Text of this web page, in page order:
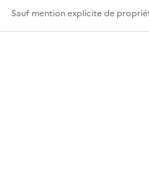
Sauf mention explicite de